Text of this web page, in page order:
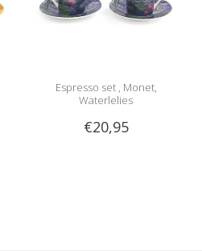
Espresso set , Monet,
Waterlelies
€20,95